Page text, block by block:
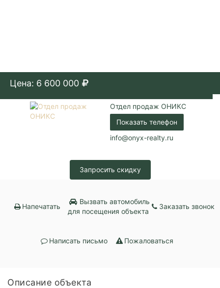
Цена: 6 600 000
Отдел продаж ОНИКС
Показать телефон
info@onyx-realty.ru
Запросить скидку
Напечатать
Вызвать автомобиль
для посещения объекта
Заказать звонок
Написать письмо Пожаловаться
Описание объекта